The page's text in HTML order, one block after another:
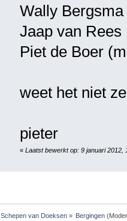
Wally Bergsma
Jaap van Rees
Piet de Boer
weet het niet
pieter
« Laatst bewerkt op: 9 januari 2012,
Schepen van Doeksen» Bergingen